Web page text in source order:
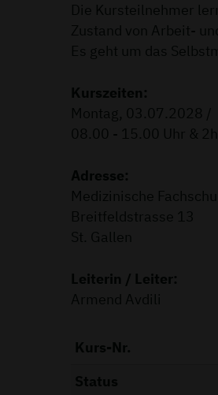
Die Kursteilnehmer
Zustand von Arbeit-
Es geht um das
Kurszeiten:
Montag, 03.07.2028 /
08.00 - 15.00 Uhr & 2h
Adresse:
Medizinische
Breitfeldstrasse 13
St. Gallen
Leiterin / Leiter:
Armend Avdili
Kurs-Nr.